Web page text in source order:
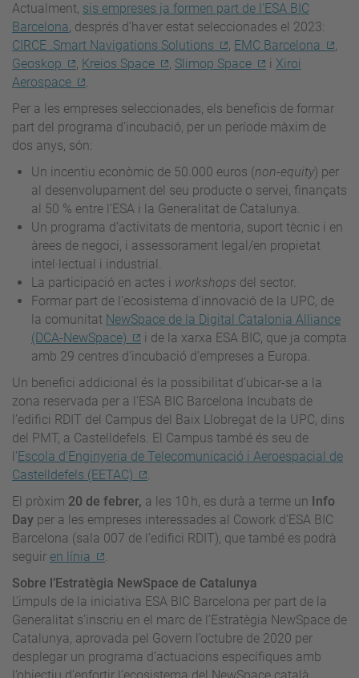
Actualment, sis empreses ja formen part de l’ESA BIC
Barcelona, després d’haver estat seleccionades el 2023:
CIRCE .Smart Navigations Solutions
, EMC Barcelona
,
Geoskop
, Kreios Space , Slimop Space i Xiroi
Aerospace
.
Per a les empreses seleccionades, els beneficis de formar
part del programa d’incubació, per un període màxim de
dos anys, són:
Un incentiu econòmic de 50.000 euros (non-equity) per
al desenvolupament del seu producte o servei, finançats
al 50 % entre l’ESA i la Generalitat de Catalunya.
Un programa d’activitats de mentoria, suport tècnic i en
àrees de negoci, i assessorament legal/en propietat
intel·lectual i industrial.
La participació en actes i workshops del sector.
Formar part de l'ecosistema d'innovació de la UPC, de
la comunitat NewSpace de la Digital Catalonia Alliance
(DCA-NewSpace)
i de la xarxa ESA BIC, que ja compta
amb 29 centres d’incubació d’empreses a Europa.
Un benefici addicional és la possibilitat d’ubicar-se a la
zona reservada per a l'ESA BIC Barcelona Incubats de
l’edifici RDIT del Campus del Baix Llobregat de la UPC, dins
del PMT, a Castelldefels. El Campus també és seu de
l'Escola d'Enginyeria de Telecomunicació i Aeroespacial de
Castelldefels (EETAC)
.
El pròxim 20 de febrer, a les 10 h, es durà a terme un Info
Day per a les empreses interessades al Cowork d’ESA BIC
Barcelona (sala 007 de l’edifici RDIT), que també es podrà
seguir en línia
.
Sobre l’Estratègia NewSpace de Catalunya
L’impuls de la iniciativa ESA BIC Barcelona per part de la
Generalitat s’inscriu en el marc de l’Estratègia NewSpace de
Catalunya, aprovada pel Govern l’octubre de 2020 per
desplegar un programa d’actuacions específiques amb